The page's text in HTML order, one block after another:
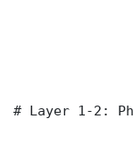
# Layer 1-2: